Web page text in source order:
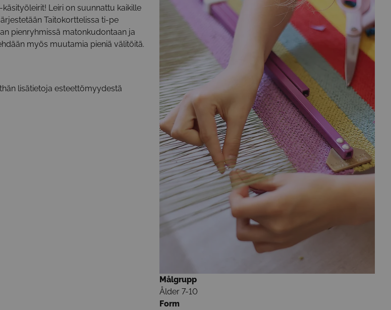
Leiri on suunnattu kaikille
Taitokorttelissa ti-pe
pienryhmissä matonkudontaan ja
myös muutamia pieniä välitöitä.
lisätietoja esteettömyydestä
Målgrupp
Ålder 7-10
Form